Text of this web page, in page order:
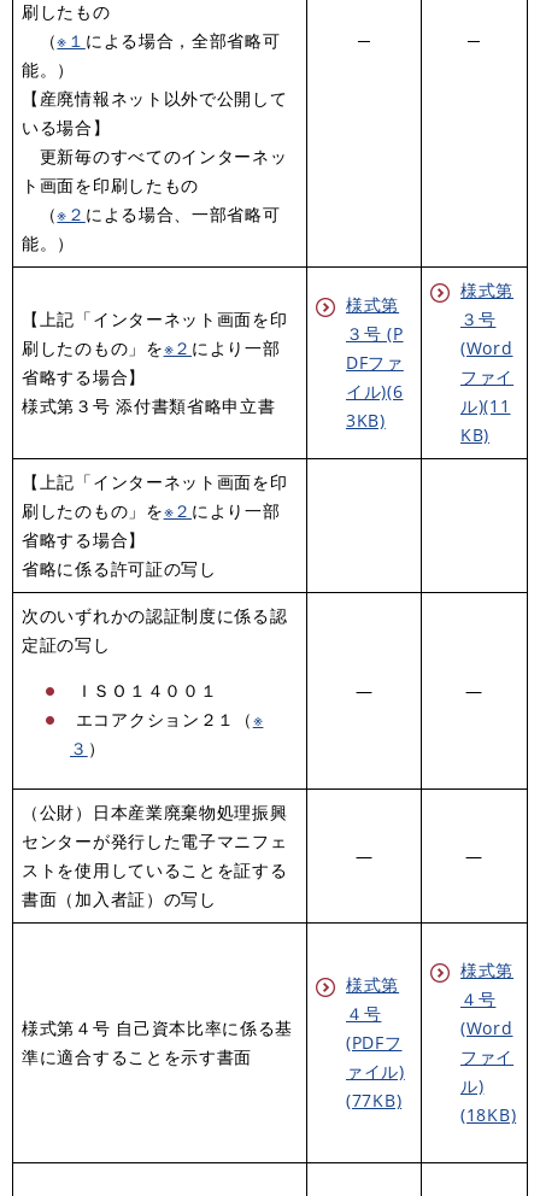
刷したもの
（※１ による場合，全部省略可
能。）
【産廃情報ネット以外で公開して
いる場合】
更新毎のすべてのインターネッ
ト画面を印刷したもの
（※２ による場合、一部省略可
能。）
─ ─
【上記「インターネット画面を印
刷したのもの」を※２ により一部
省略する場合】
様式第３号 添付書類省略申立書
様式第
３号 (P
DFファ
イル)(6
3KB)
様式第
３号
(Word
ファイ
ル)(11
KB)
【上記「インターネット画面を印
刷したのもの」を※２ により一部
省略する場合】
省略に係る許可証の写し
次のいずれかの認証制度に係る認
定証の写し
ＩＳＯ１４００１
エコアクション２１（※
３ ）
― ―
（公財）日本産業廃棄物処理振興
センターが発行した電子マニフェ
ストを使用していることを証する
書面（加入者証）の写し
― ―
様式第４号 自己資本比率に係る基
準に適合することを示す書面
様式第
４号
(PDFフ
ァイル)
(77KB)
様式第
４号
(Word
ファイ
ル)
(18KB)